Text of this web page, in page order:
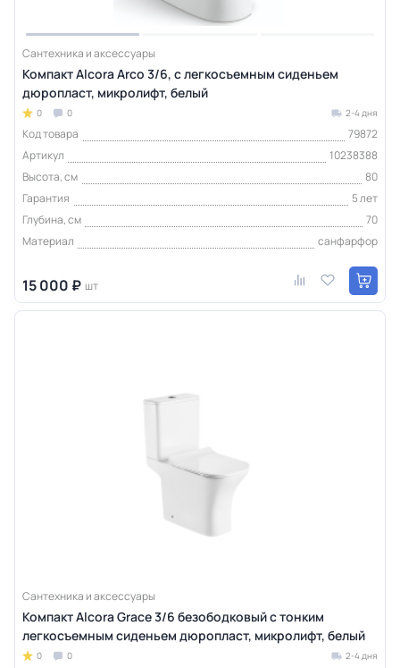
Сантехника и аксессуары
Компакт Alcora Arco 3/6, с легкосъемным сиденьем
дюропласт, микролифт, белый
0 0 2-4 дня
Код товара
79872
Артикул
10238388
Высота, см
80
Гарантия
5 лет
Глубина, см
70
Материал
санфарфор
15 000 ₽ шт
Сантехника и аксессуары
Компакт Alcora Grace 3/6 безободковый с тонким
легкосъемным сиденьем дюропласт, микролифт, белый
0 0 2-4 дня